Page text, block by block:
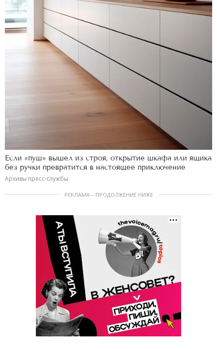
Если «пуш» вышел из строя, открытие шкафа или ящика
без ручки превратится в настоящее приключение
Архивы пресс-службы
РЕКЛАМА – ПРОДОЛЖЕНИЕ НИЖЕ